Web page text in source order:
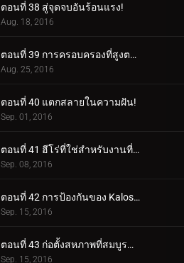
ตอนที่ 38 สู่จุดจบอันร้อนแรง!
Aug. 18, 2016
ตอนที่ 39 การครอบครองที่สูงตระหง่าน!
Aug. 25, 2016
ตอนที่ 40 แตกสลายในความฝัน!
Sep. 01, 2016
ตอนที่ 41 ฮีโร่ที่ใช่สำหรับงานที่ใช่!
Sep. 08, 2016
ตอนที่ 42 การป้องกันของ Kalos สุดมันส์!
Sep. 15, 2016
ตอนที่ 43 ก่อตั้งสหภาพที่สมบูรณ์แบบยิ่งขึ้น!
Sep. 15, 2016